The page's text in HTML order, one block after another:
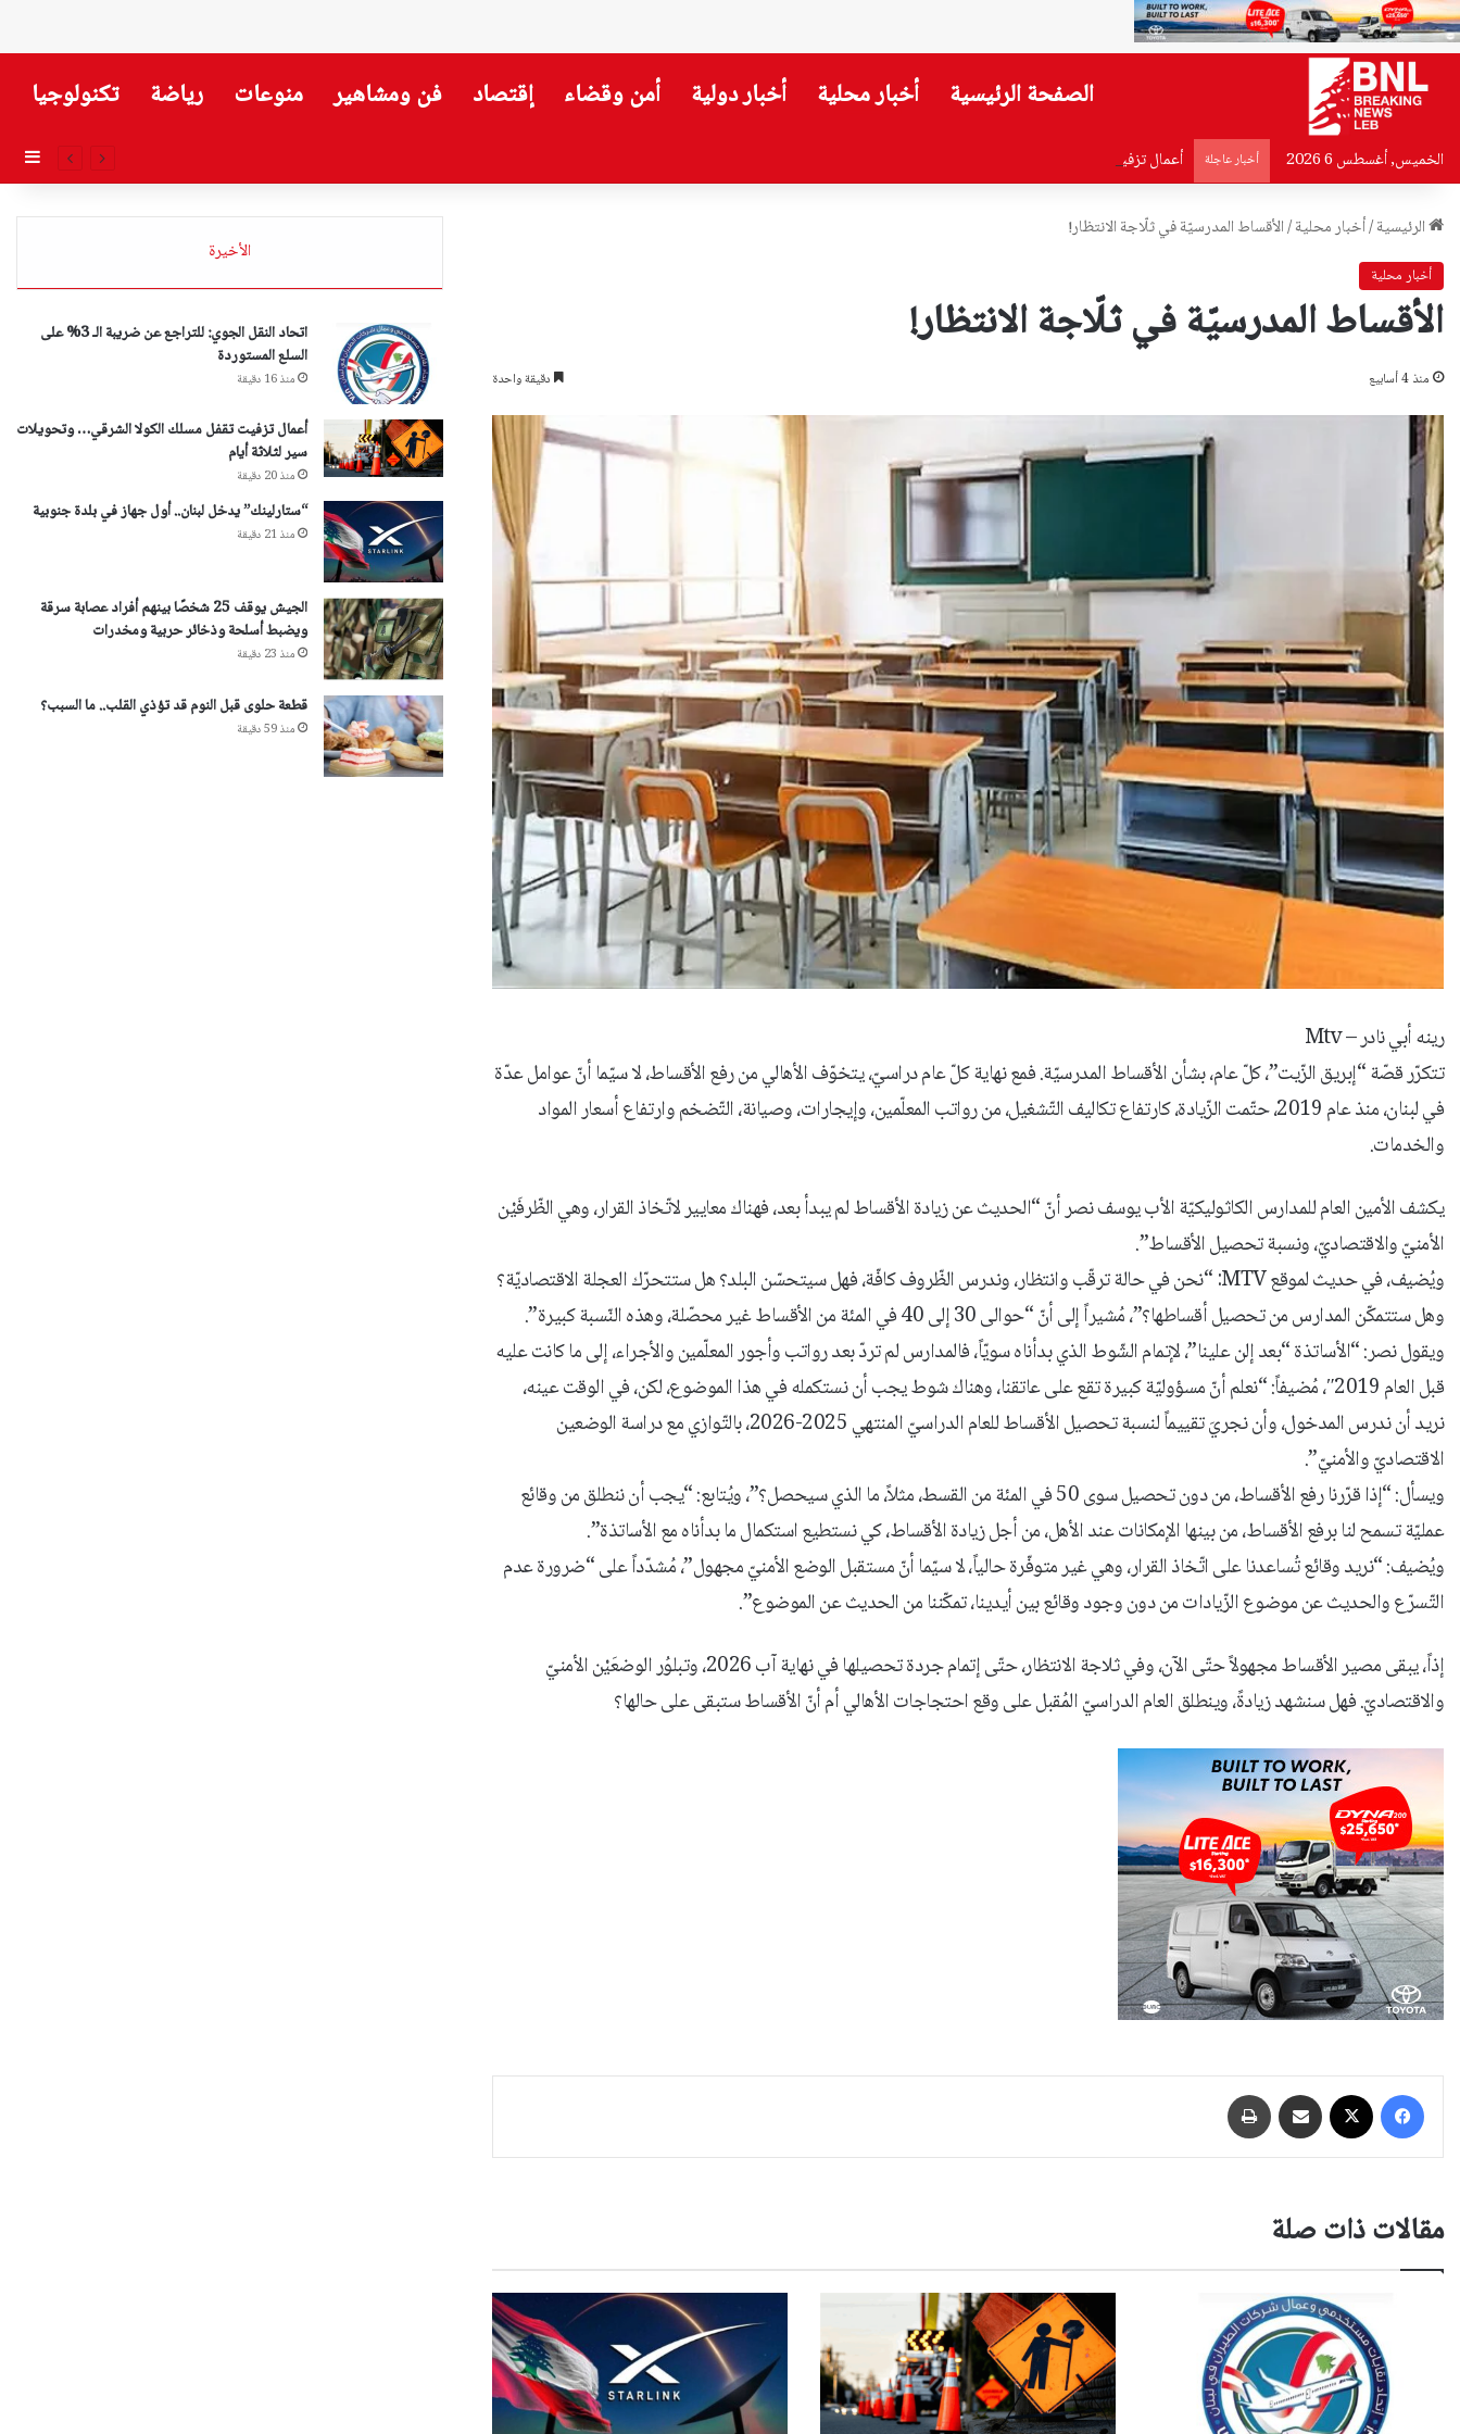
الصفحة الرئيسية أخبار محلية أخبار دولية أمن وقضاء إقتصاد فن ومشاهير منوعات رياضة تكنولوجيا
الخميس, أغسطس 6 2026 أخبار عاجلة أعمال تزفيت تقفل مسلك الكولا الشرقي… وتحويلات سير لثلاثة أيام
الرئيسية/أخبار محلية/الأقساط المدرسيّة في ثلّاجة الانتظار!
أخبار محلية
الأقساط المدرسيّة في ثلّاجة الانتظار!
منذ 4 أسابيع دقيقة واحدة
رينه أبي نادر – Mtv
تتكرّر قصّة “إبريق الزّيت”، كلّ عام، بشأن الأقساط المدرسيّة. فمع نهاية كلّ عام دراسيّ، يتخوّف الأهالي من رفع الأقساط، لا سيّما أنّ عوامل عدّة
في لبنان، منذ عام 2019، حتّمت الزّيادة، كارتفاع تكاليف التّشغيل، من رواتب المعلّمين، وإيجارات، وصيانة، التّضخم وارتفاع أسعار المواد
والخدمات.
يكشف الأمين العام للمدارس الكاثوليكيّة الأب يوسف نصر أنّ “الحديث عن زيادة الأقساط لم يبدأ بعد، فهناك معايير لاتّخاذ القرار، وهي الظّرفَيْن
الأمنيّ والاقتصاديّ، ونسبة تحصيل الأقساط”.
ويُضيف، في حديث لموقع MTV: “نحن في حالة ترقّب وانتظار، وندرس الظّروف كافّة، فهل سيتحسّن البلد؟ هل ستتحرّك العجلة الاقتصاديّة؟
وهل ستتمكّن المدارس من تحصيل أقساطها؟”، مُشيراً إلى أنّ “حوالى 30 إلى 40 في المئة من الأقساط غير محصّلة، وهذه النّسبة كبيرة”.
ويقول نصر: “الأساتذة “بعد إلن علينا”، لإتمام الشّوط الذي بدأناه سويّاً، فالمدارس لم تردّ بعد رواتب وأجور المعلّمين والأجراء، إلى ما كانت عليه
قبل العام 2019″، مُضيفاً: “نعلم أنّ مسؤوليّة كبيرة تقع على عاتقنا، وهناك شوط يجب أن نستكمله في هذا الموضوع، لكن، في الوقت عينه،
نريد أن ندرس المدخول، وأن نجريَ تقييماً لنسبة تحصيل الأقساط للعام الدراسيّ المنتهي 2025-2026، بالتّوازي مع دراسة الوضعين
الاقتصاديّ والأمنيّ”.
ويسأل: “إذا قرّرنا رفع الأقساط، من دون تحصيل سوى 50 في المئة من القسط، مثلاً، ما الذي سيحصل؟”، ويُتابع: “يجب أن ننطلق من وقائع
عمليّة تسمح لنا برفع الأقساط، من بينها الإمكانات عند الأهل، من أجل زيادة الأقساط، كي نستطيع استكمال ما بدأناه مع الأساتذة”.
ويُضيف: “نريد وقائع تُساعدنا على اتّخاذ القرار، وهي غير متوفّرة حالياً، لا سيّما أنّ مستقبل الوضع الأمنيّ مجهول”، مُشدّداً على “ضرورة عدم
التّسرّع والحديث عن موضوع الزّيادات من دون وجود وقائع بين أيدينا، تمكّننا من الحديث عن الموضوع”.
إذاً، يبقى مصير الأقساط مجهولاً حتّى الآن، وفي ثلاجة الانتظار، حتّى إتمام جردة تحصيلها في نهاية آب 2026، وتبلوُر الوضعَيْن الأمنيّ
والاقتصاديّ. فهل سنشهد زيادةً، وينطلق العام الدراسيّ المُقبل على وقع احتجاجات الأهالي أم أنّ الأقساط ستبقى على حالها؟
فيسبوك مشاركة عبر البريد
مقالات ذات صلة
الأخيرة
اتحاد النقل الجوي: للتراجع عن ضريبة الـ 3% على
السلع المستوردة
منذ 16 دقيقة
أعمال تزفيت تقفل مسلك الكولا الشرقي… وتحويلات
سير لثلاثة أيام
منذ 20 دقيقة
“ستارلينك” يدخل لبنان.. أول جهاز في بلدة جنوبية
منذ 21 دقيقة
الجيش يوقف 25 شخصًا بينهم أفراد عصابة سرقة
ويضبط أسلحة وذخائر حربية ومخدرات
منذ 23 دقيقة
قطعة حلوى قبل النوم قد تؤذي القلب.. ما السبب؟
منذ 59 دقيقة